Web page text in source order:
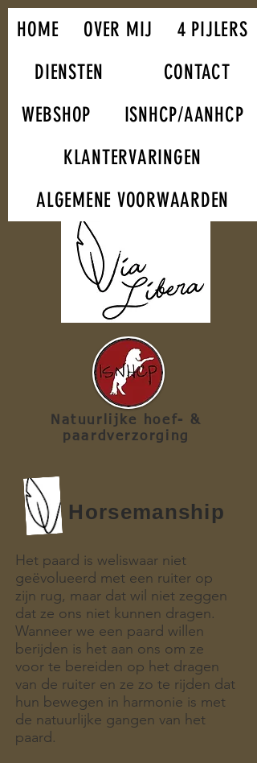
Natuurlijke hoef- &
paardverzorging
HOME OVER MIJ
4 PIJLERS
DIENSTEN
CONTACT
WEBSHOP
ISNHCP/AANHCP
KLANTERVARINGEN
ALGEMENE VOORWAARDEN
Horsemanship
Het paard is weliswaar niet
geëvolueerd met een ruiter op
zijn rug, maar dat wil niet zeggen
dat ze ons niet kunnen dragen.
Wanneer we een paard willen
berijden is het aan ons om ze
voor te bereiden op het dragen
van de ruiter en ze zo te rijden dat
hun bewegen in harmonie is met
de natuurlijke gangen van het
paard.